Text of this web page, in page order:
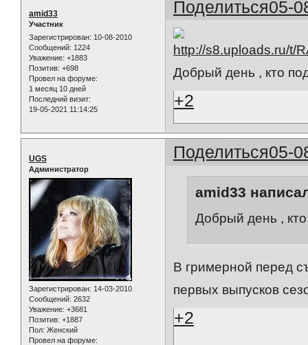
Поделиться05-
amid33
Участник
Зарегистрирован: 10-08-2010
Сообщений: 1224
Уважение: +1883
Позитив: +698
Провел на форуме:
1 месяц 10 дней
Последний визит:
19-05-2021 11:14:25
Добрый день , кто
+2
Поделиться05-
UGS
Администратор
Зарегистрирован: 14-03-2010
Сообщений: 2632
Уважение: +3681
Позитив: +1887
Пол: Женский
Провел на форуме:
amid33
Добрый день , кто
В гримерной перед
первых выпусков
+2